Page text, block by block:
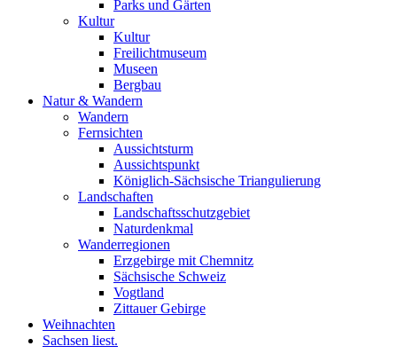
Parks und Gärten
Kultur
Kultur
Freilichtmuseum
Museen
Bergbau
Natur & Wandern
Wandern
Fernsichten
Aussichtsturm
Aussichtspunkt
Königlich-Sächsische Triangulierung
Landschaften
Landschaftsschutzgebiet
Naturdenkmal
Wanderregionen
Erzgebirge mit Chemnitz
Sächsische Schweiz
Vogtland
Zittauer Gebirge
Weihnachten
Sachsen liest.